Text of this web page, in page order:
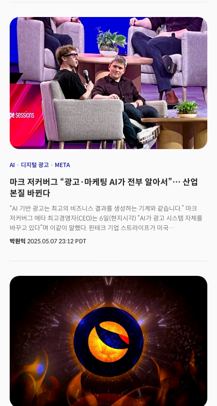
정책을 보완하는 게 감세와 규제완화다. 관세의 경기 둔화 효과를 감세로
메우고, 감세가 만드는 재정적자를 관세 수입으로 상쇄하는 균형 설계다. 미
재무당국이 올해 관세 수입을 약 3천억 달러 수준으로 거론하는 배경도 이런
맥락이다.여기에 규제완화는 '세 번째 다리' 역할을 한다. 은행 SLR 규제 손질,
가상자산 3법 등은 자금 흐름 원활화와 달러 수요 재강화로 이어져 감세의
성장 효과와 함께 금리·부채 부담을 낮추는 보조축을 형성한다.설계의
타이밍도 주목할 만하다. 4월 관세 부과 이후 7월 초 'OBBBA(One Big
Beautiful Bill Act)'라는 감세 연장·부채한도 패키지가 통과되면서 재정의
'방어벽'이 먼저 세워졌다. 이어 8월 7일 관세가 실효되기 전에 감세·
규제완화가 세트로 배치돼 성장 충격을 선반영해 흡수하려는 의도가 읽힌다.
결과적으로 관세 하나로 밀던 전략에서 '관세+감세+규제완화' 3각 편대로
전환한 셈이다. 단일 충격이 아니라 정책 믹스가 거시 흐름을 결정하는 구조가
됐다. 이 흐름은 2026년에 이어지면서 수많은 후폭풍을 예고하고 있다.
그렇다면 한국 기업은 2026년을 어떻게 대비해야 할까? 오건영 단장은 "기본
이어 "관세 완화 국면에서도 환율·금리·내수(미국) 사이클이 함께 흔들릴 수
규제완화까지 포함된 정책 패키지의 동시효과를 감안, 대미 판매·조달·투자
결정을 분기 단위 시나리오로 운영하는 체계가 요구된다"고 조언했다.
AI 디지털 광고 META
마크 저커버그 “광고·마케팅 AI가 전부 알아서”… 산업
본질 바뀐다
“AI 기반 광고는 최고의 비즈니스 결과를 생성하는 기계와 같습니다.” 마크
저커버그 메타 최고경영자(CEO)는 6일(현지시각) “AI가 광고 시스템 자체를
바꾸고 있다”며 이같이 말했다. 핀테크 기업 스트라이프가 미국
샌프란시스코에서 주최한 ‘스트라이프 세션(Stripe Sessions) 2025’
현격히 높아질 것이란 주장이다. AI 에이전트(agent, 대리인)를 활용하면
인건비를 줄일 수 있고, 고객 유치 마케팅 같은 작업도 AI가 평균적인 인간보다
잘 수행할 것으로 봤다. 이날 존 콜리슨 스트라이프 공동 창업자와 대담을 나눈
저커버그 CEO는 AI 기반 광고의 미래뿐 아니라 애플 앱스토어 규제에 대한
비판적 시각, AI 기반 스마트 안경 등에 대한 견해도 공유했다.
박원익 2025.05.07 23:12 PDT